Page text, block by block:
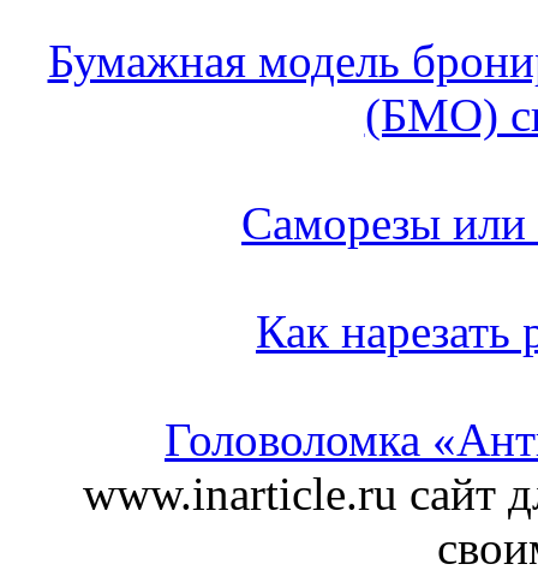
Бумажная модель
(БМО)
Саморезы или
Как нарезать
Головоломка
www.inarticle.ru сайт